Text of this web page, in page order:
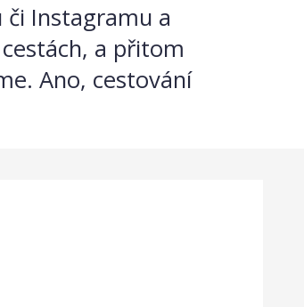
či Instagramu a
a přitom
Ano, cestování